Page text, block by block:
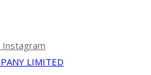
Instagram